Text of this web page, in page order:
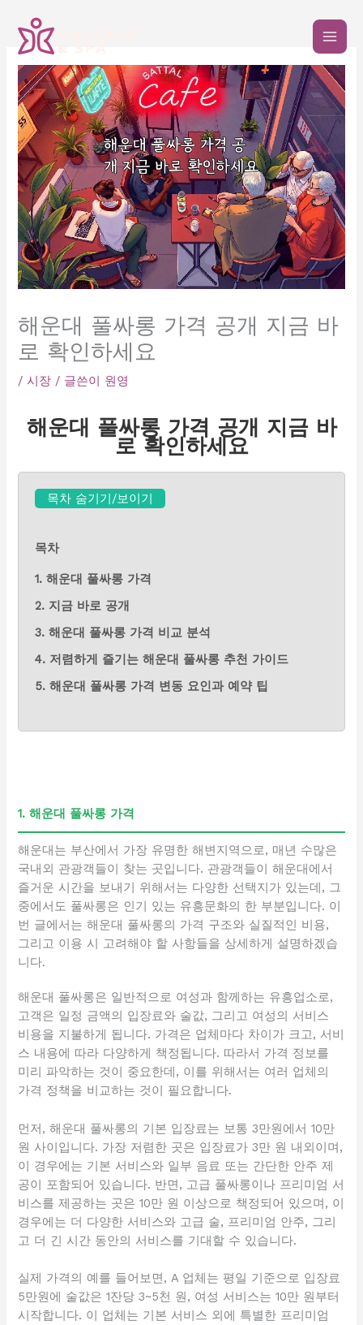
해운대 풀싸롱 가격 공개 지금 바
로 확인하세요
/시장 / 글쓴이 원영
해운대 풀싸롱 가격 공개 지금 바
로 확인하세요
목차 숨기기/보이기
목차
1. 해운대 풀싸롱 가격
2. 지금 바로 공개
3. 해운대 풀싸롱 가격 비교 분석
4. 저렴하게 즐기는 해운대 풀싸롱 추천 가이드
5. 해운대 풀싸롱 가격 변동 요인과 예약 팁
1. 해운대 풀싸롱 가격
해운대는 부산에서 가장 유명한 해변지역으로, 매년 수많은
국내외 관광객들이 찾는 곳입니다. 관광객들이 해운대에서
즐거운 시간을 보내기 위해서는 다양한 선택지가 있는데, 그
중에서도 풀싸롱은 인기 있는 유흥문화의 한 부분입니다. 이
번 글에서는 해운대 풀싸롱의 가격 구조와 실질적인 비용,
그리고 이용 시 고려해야 할 사항들을 상세하게 설명하겠습
니다.
해운대 풀싸롱은 일반적으로 여성과 함께하는 유흥업소로,
고객은 일정 금액의 입장료와 술값, 그리고 여성의 서비스
비용을 지불하게 됩니다. 가격은 업체마다 차이가 크고, 서비
스 내용에 따라 다양하게 책정됩니다. 따라서 가격 정보를
미리 파악하는 것이 중요한데, 이를 위해서는 여러 업체의
가격 정책을 비교하는 것이 필요합니다.
먼저, 해운대 풀싸롱의 기본 입장료는 보통 3만원에서 10만
원 사이입니다. 가장 저렴한 곳은 입장료가 3만 원 내외이며,
이 경우에는 기본 서비스와 일부 음료 또는 간단한 안주 제
공이 포함되어 있습니다. 반면, 고급 풀싸롱이나 프리미엄 서
비스를 제공하는 곳은 10만 원 이상으로 책정되어 있으며, 이
경우에는 더 다양한 서비스와 고급 술, 프리미엄 안주, 그리
고 더 긴 시간 동안의 서비스를 기대할 수 있습니다.
실제 가격의 예를 들어보면, A 업체는 평일 기준으로 입장료
5만원에 술값은 1잔당 3~5천 원, 여성 서비스는 10만 원부터
시작합니다. 이 업체는 기본 서비스 외에 특별한 프리미엄